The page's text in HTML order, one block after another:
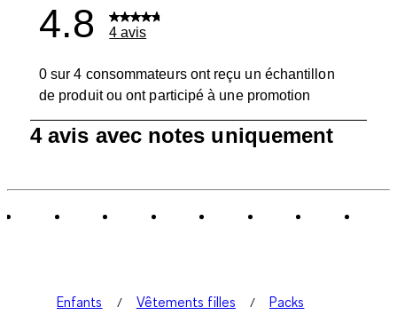
4.8 4 avis
0 sur 4 consommateurs ont reçu un échantillon
de produit ou ont participé à une promotion
sur
4 avis avec notes uniquement
Enfants Vêtements filles
Packs